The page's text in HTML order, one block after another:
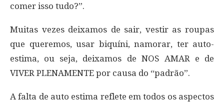
comer isso tudo?”.
Muitas vezes deixamos de sair, vestir as roupas
que queremos, usar biquíni, namorar, ter auto-
estima, ou seja, deixamos de NOS AMAR e de
VIVER PLENAMENTE por causa do “padrão”.
A falta de auto estima reflete em todos os aspectos